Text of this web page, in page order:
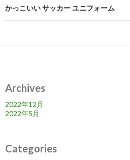
ビ
ゲ
ー
ン
かっこいい サッカー ユニフォーム
Archives
2022年12月
2022年5月
Categories